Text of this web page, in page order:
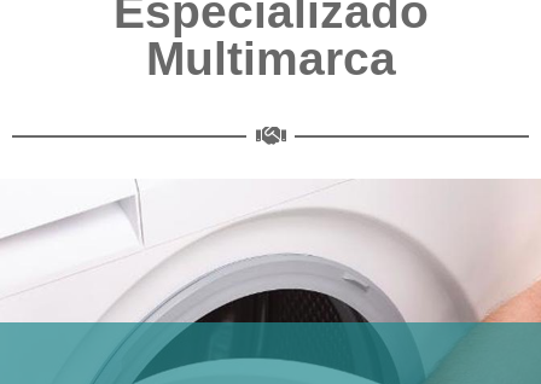
Especializado
Multimarca